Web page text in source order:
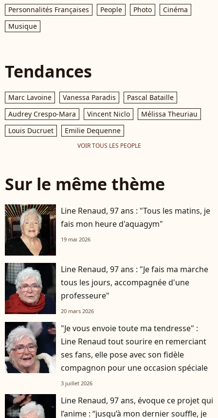
Personnalités Françaises People Photo
Cinéma
Musique
Tendances
Marc Lavoine Vanessa Paradis
Pascal Bataille
Audrey Crespo-Mara
Vincent Niclo
Mélissa Theuriau
Louis Ducruet
Emilie Dequenne
VOIR TOUS LES PEOPLE
Sur le même thème
Line Renaud, 97 ans : "Tous les matins, je
fais mon heure d'aquagym"
19 mai 2026
Line Renaud, 97 ans : "Je fais ma marche
tous les jours, accompagnée d'une
professeure"
20 mars 2026
"Je vous envoie toute ma tendresse" :
Line Renaud tout sourire en remerciant
ses fans, elle pose avec son fidèle
compagnon pour une occasion spéciale
3 juillet 2026
Line Renaud, 97 ans, évoque ce projet qui
l’anime : “jusqu’à mon dernier souffle, je